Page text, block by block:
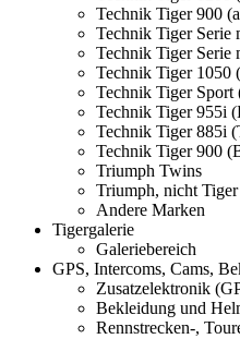
Technik Tiger 900
Technik Tiger Serie
Technik Tiger Serie
Technik Tiger 1050
Technik Tiger Sport
Technik Tiger 955i
Technik Tiger 885i
Technik Tiger 900
Triumph Twins
Triumph, nicht
Andere Marken
Tigergalerie
Galeriebereich
GPS, Intercoms, Cams,
Zusatzelektronik
Bekleidung und
Rennstrecken-,